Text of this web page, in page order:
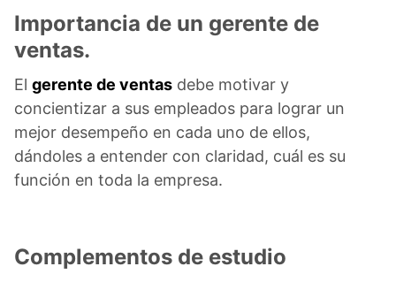
Importancia de un gerente de
ventas.
El gerente de ventas debe motivar y
concientizar a sus empleados para lograr un
mejor desempeño en cada uno de ellos,
dándoles a entender con claridad, cuál es su
función en toda la empresa.
Complementos de estudio